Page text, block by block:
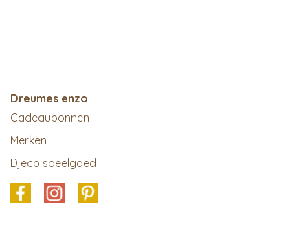
Dreumes enzo
Cadeaubonnen
Merken
Djeco speelgoed